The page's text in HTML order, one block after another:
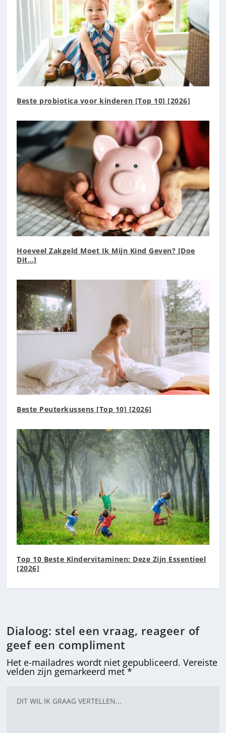
Beste probiotica voor kinderen [Top 10] [2026]
Hoeveel Zakgeld Moet Ik Mijn Kind Geven? [Doe
Dit…]
Beste Peuterkussens [Top 10] [2026]
Top 10 Beste Kindervitaminen: Deze Zijn Essentieel
[2026]
Dialoog: stel een vraag, reageer of
geef een compliment
Het e-mailadres wordt niet gepubliceerd. Vereiste
velden zijn gemarkeerd met*